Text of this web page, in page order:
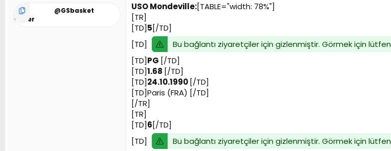
@GSbasket
Haber
USO Mondeville:[TABLE="width: 78%"]
[TR]
[TD]5[/TD]
[TD]
Bu bağlantı ziyaretçiler için gizlenmiştir. Görmek için lütfen
[TD]PG [/TD]
[TD]1.68 [/TD]
[TD]24.10.1990[/TD]
[TD]Paris (FRA) [/TD]
[/TR]
[TR]
[TD]6[/TD]
[TD]
Bu bağlantı ziyaretçiler için gizlenmiştir. Görmek için lütfen